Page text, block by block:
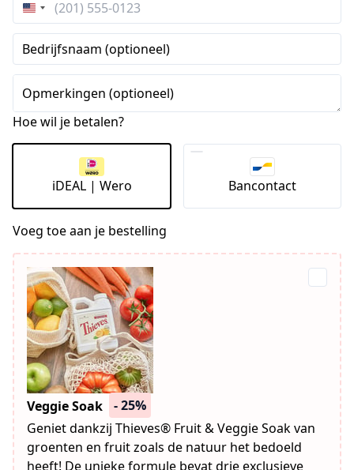
Verenigde
Staten
+1
Bedrijfsnaam (optioneel)
Opmerkingen (optioneel)
Hoe wil je betalen?
iDEAL | Wero Bancontact
Voeg toe aan je bestelling
Veggie Soak
- 25%
Geniet dankzij Thieves® Fruit & Veggie Soak van
groenten en fruit zoals de natuur het bedoeld
heeft! De unieke formule bevat drie exclusieve